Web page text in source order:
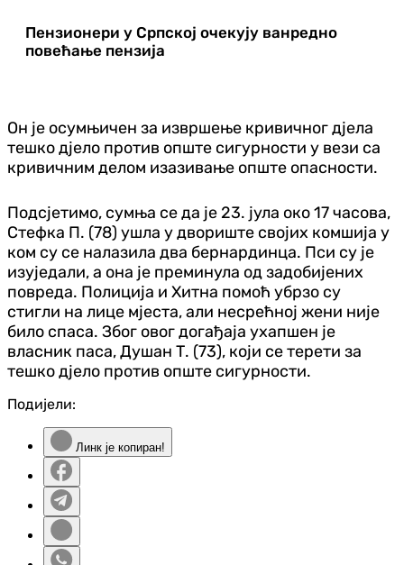
Пензионери у Српској очекују ванредно
повећање пензија
Он је осумњичен за извршење кривичног дјела
тешко дјело против опште сигурности у вези са
кривичним делом изазивање опште опасности.
Подсјетимо, сумња се да је 23. јула око 17 часова,
Стефка П. (78) ушла у двориште својих комшија у
ком су се налазила два бернардинца. Пси су је
изуједали, а она је преминула од задобијених
повреда. Полиција и Хитна помоћ убрзо су
стигли на лице мјеста, али несрећној жени није
било спаса. Због овог догађаја ухапшен је
власник паса, Душан Т. (73), који се терети за
тешко дјело против опште сигурности.
Подијели:
Линк је копиран!